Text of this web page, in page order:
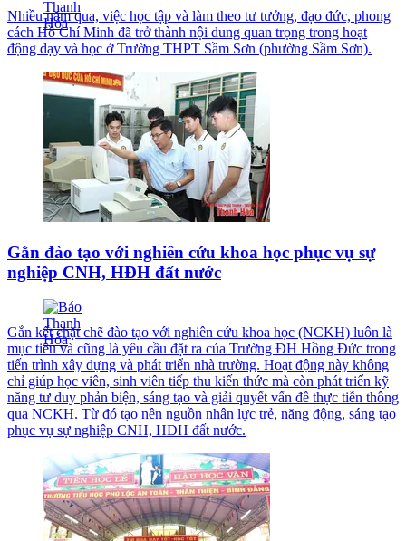
Nhiều năm qua, việc học tập và làm theo tư tưởng, đạo đức, phong
cách Hồ Chí Minh đã trở thành nội dung quan trọng trong hoạt
động dạy và học ở Trường THPT Sầm Sơn (phường Sầm Sơn).
Gắn đào tạo với nghiên cứu khoa học phục vụ sự
nghiệp CNH, HĐH đất nước
Gắn kết chặt chẽ đào tạo với nghiên cứu khoa học (NCKH) luôn là
mục tiêu và cũng là yêu cầu đặt ra của Trường ĐH Hồng Đức trong
tiến trình xây dựng và phát triển nhà trường. Hoạt động này không
chỉ giúp học viên, sinh viên tiếp thu kiến thức mà còn phát triển kỹ
năng tư duy phản biện, sáng tạo và giải quyết vấn đề thực tiễn thông
qua NCKH. Từ đó tạo nên nguồn nhân lực trẻ, năng động, sáng tạo
phục vụ sự nghiệp CNH, HĐH đất nước.